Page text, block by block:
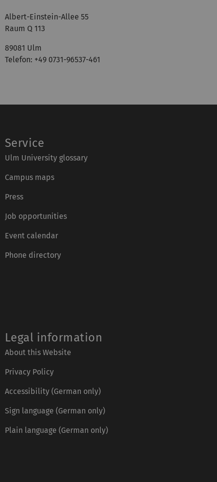
Albert-Einstein-Allee 55
Raum Q 113
89081 Ulm
Telefon: +49 0731-96537-461
Service
Ulm University glossary
Campus maps
Press
Job opportunities
Event calendar
Phone directory
Legal information
About this Website
Privacy Policy
Accessibility (German only)
Sign language (German only)
Plain language (German only)